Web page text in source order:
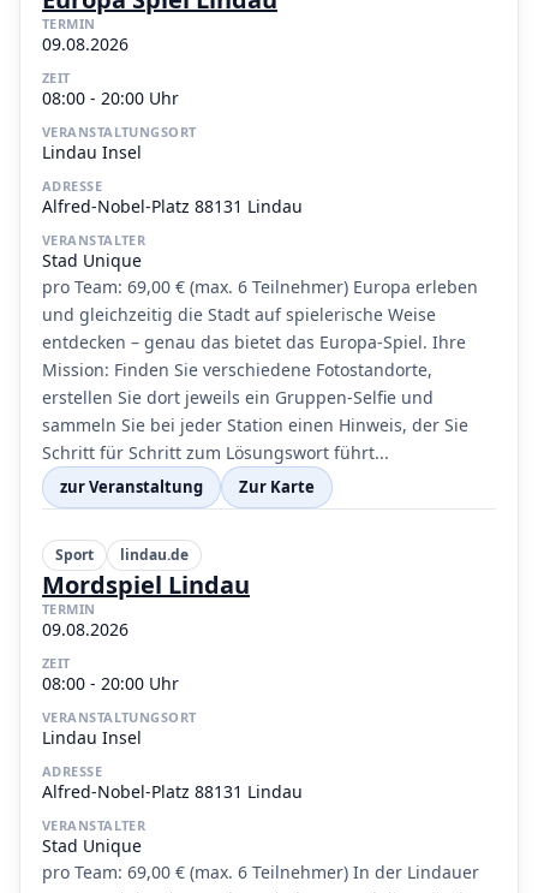
TERMIN
09.08.2026
ZEIT
08:00 - 20:00 Uhr
VERANSTALTUNGSORT
Lindau Insel
ADRESSE
Alfred-Nobel-Platz 88131 Lindau
VERANSTALTER
Stad Unique
pro Team: 69,00 € (max. 6 Teilnehmer) Europa erleben
und gleichzeitig die Stadt auf spielerische Weise
entdecken – genau das bietet das Europa-Spiel. Ihre
Mission: Finden Sie verschiedene Fotostandorte,
erstellen Sie dort jeweils ein Gruppen-Selfie und
sammeln Sie bei jeder Station einen Hinweis, der Sie
Schritt für Schritt zum Lösungswort führt...
zur Veranstaltung Zur Karte
Sport lindau.de
Mordspiel Lindau
TERMIN
09.08.2026
ZEIT
08:00 - 20:00 Uhr
VERANSTALTUNGSORT
Lindau Insel
ADRESSE
Alfred-Nobel-Platz 88131 Lindau
VERANSTALTER
Stad Unique
pro Team: 69,00 € (max. 6 Teilnehmer) In der Lindauer